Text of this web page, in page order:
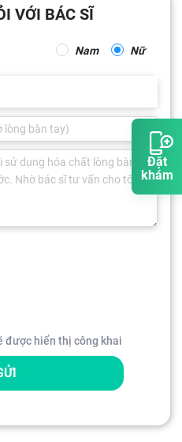
Đặt
khám
VỚI BÁC SĨ
Nam Nữ
được hiển thị công khai